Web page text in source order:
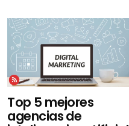
Top 5 mejores
agencias de